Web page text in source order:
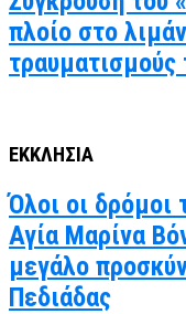
πλοίο στο
τραυματισμούς
ΕΚΚΛΗΣΙΑ
Όλοι οι δρόμοι
Αγία Μαρίνα
μεγάλο
Πεδιάδας